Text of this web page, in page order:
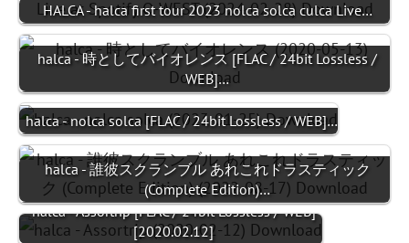
HALCA - halca first tour 2023 nolca solca culca Live…
halca - 時としてバイオレンス [FLAC / 24bit Lossless /
WEB]…
halca - nolca solca [FLAC / 24bit Lossless / WEB]…
halca - 誰彼スクランブル あれこれドラスティック
(Complete Edition)…
halca - Assortrip [FLAC / 24bit Lossless / WEB]
[2020.02.12]